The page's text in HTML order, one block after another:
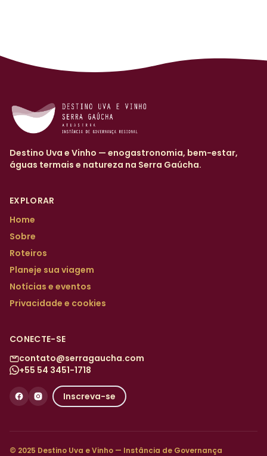
Destino Uva e Vinho — enogastronomia, bem-estar,
águas termais e natureza na Serra Gaúcha.
EXPLORAR
Home
Sobre
Roteiros
Planeje sua viagem
Notícias e eventos
Privacidade e cookies
CONECTE-SE
contato@serragaucha.com
+55 54 3451-1718
Inscreva-se
© 2025 Destino Uva e Vinho — Instância de Governança